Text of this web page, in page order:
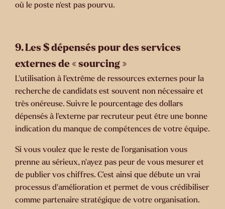
où le poste n’est pas pourvu.
9.Les $ dépensés pour des services
externes de « sourcing »
L’utilisation à l’extrême de ressources externes pour la
recherche de candidats est souvent non nécessaire et
très onéreuse. Suivre le pourcentage des dollars
dépensés à l’externe par recruteur peut être une bonne
indication du manque de compétences de votre équipe.
Si vous voulez que le reste de l’organisation vous
prenne au sérieux, n’ayez pas peur de vous mesurer et
de publier vos chiffres. C’est ainsi que débute un vrai
processus d’amélioration et permet de vous crédibiliser
comme partenaire stratégique de votre organisation.